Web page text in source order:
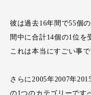
彼は過去16年間で55個
間中に合計14個の1位を
これは本当にすごい事で
さらに2005年2007年
の1つのカテゴリーです